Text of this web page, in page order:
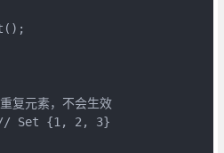
元素，不会生效
// Set {1, 2, 3}